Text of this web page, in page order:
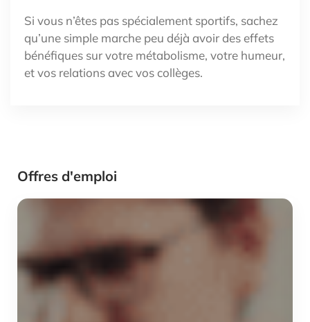
Si vous n’êtes pas spécialement sportifs, sachez
qu’une simple marche peu déjà avoir des effets
bénéfiques sur votre métabolisme, votre humeur,
et vos relations avec vos collèges.
Offres d'emploi